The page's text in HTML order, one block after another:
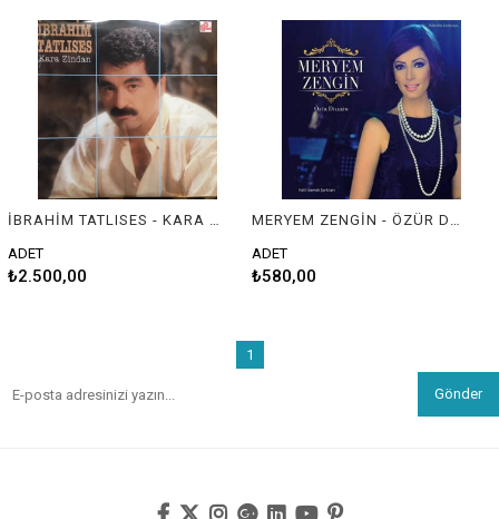
İBRAHİM TATLISES - KARA ZİNDAN
ADET
₺2.500,00
MERYEM ZENGİN - ÖZÜR DİLERİM (AMBALAJINDA)
ADET
₺580,00
1
Gönder